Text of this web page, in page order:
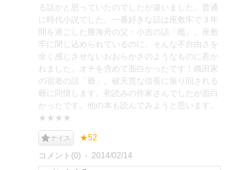
る話かと思っていたのでしたが違いました。普通
に時代小説でした。一番好きな話は座敷牢で３年
間を過ごした勝海舟の父・小吉の話「檻」。座敷
牢に閉じ込められているのに、そんな不自由さを
全く感じさせないおおらかさのようなものに惹か
れました。オチを含めて面白かったです！織田家
の宿老の話「爺」。破天荒な信長に振り回される
爺に同情します。初読みの作家さんでしたが面白
かったです。他の本も読んでみようと思います。
★★★★
ナイス ★52
コメント(0) 2014/02/14